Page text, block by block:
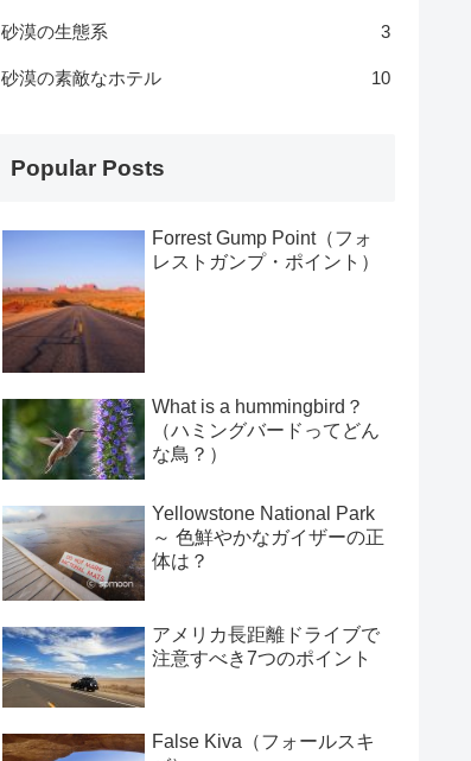
砂漠の生態系 3
砂漠の素敵なホテル 10
Popular Posts
Forrest Gump Point（フォ
レストガンプ・ポイント）
What is a hummingbird？
（ハミングバードってどん
な鳥？）
Yellowstone National Park
～ 色鮮やかなガイザーの正
体は？
アメリカ長距離ドライブで
注意すべき7つのポイント
False Kiva（フォールスキ